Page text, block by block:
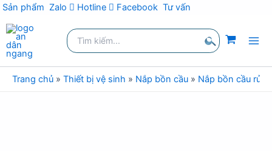
Sản phẩm Zalo Hotline Facebook Tư vấn
Nhảy
tới
nội
dung
Tìm
kiếm:
kiếm
Trang chủ » Thiết bị vệ sinh » Nắp bồn cầu » Nắp bồn cầu rửa